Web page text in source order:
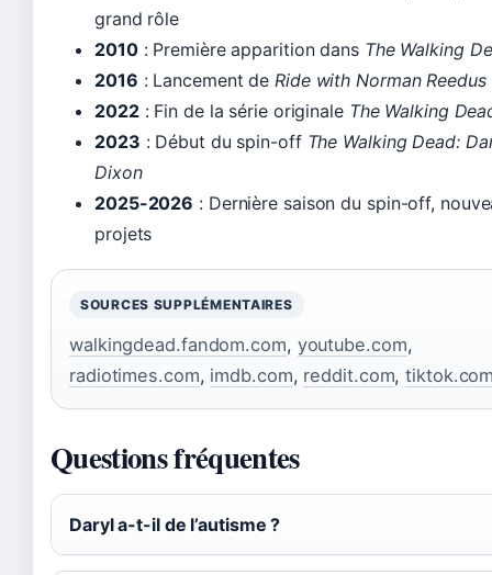
grand rôle
2010: Première apparition dans The Walking
2016 : Lancement de Ride with Norman Reedus
2022: Fin de la série originale The Walking
2023 : Début du spin-off The Walking Dead:
Dixon
2025-2026 : Dernière saison du spin-off,
projets
SOURCES SUPPLÉMENTAIRES
walkingdead.fandom.com, youtube.com,
radiotimes.com, imdb.com, reddit.com,
Questions fréquentes
Daryl a-t-il de l’autisme ?